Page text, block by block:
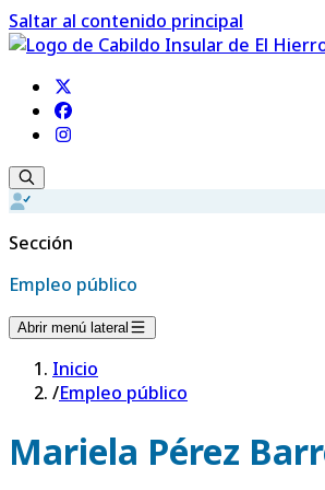
Saltar al contenido principal
Sección
Empleo público
Abrir menú lateral
Inicio
/Empleo público
Mariela Pérez